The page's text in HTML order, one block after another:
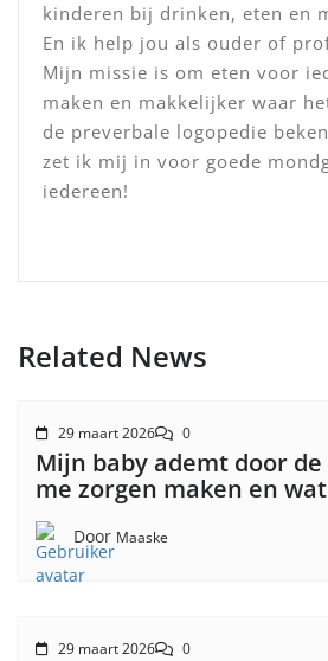
kinderen bij drinken, eten en
En ik help jou als ouder of
Mijn missie is om eten voor
maken en makkelijker waar
de preverbale logopedie
zet ik mij in voor goede
iedereen!
Related News
29 maart 2026 0
Mijn baby ademt door
me zorgen maken en
Door Maaske
29 maart 2026 0